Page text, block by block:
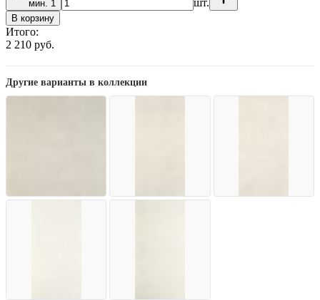
мин. 1 шт.
В корзину
Итого:
2 210 руб.
Другие варианты в коллекции